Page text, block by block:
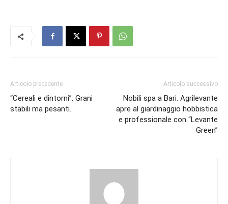
Articolo precedente
“Cereali e dintorni”. Grani
stabili ma pesanti.
Articolo successivo
Nobili spa a Bari. Agrilevante
apre al giardinaggio hobbistica
e professionale con “Levante
Green”